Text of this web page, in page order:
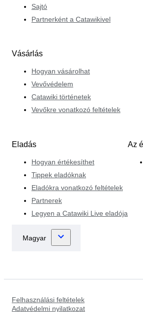
Sajtó
Partnerként a Catawikivel
Vásárlás
Hogyan vásárolhat
Vevővédelem
Catawiki történetek
Vevőkre vonatkozó feltételek
Eladás
Hogyan értékesíthet
Tippek eladóknak
Eladókra vonatkozó feltételek
Partnerek
Legyen a Catawiki Live eladója
Az
Felhasználási feltételek
Adatvédelmi nyilatkozat